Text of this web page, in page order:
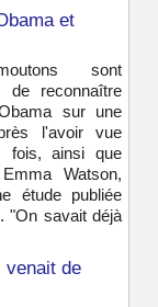
et
sont
de reconnaître
sur une
l'avoir vue
fois, ainsi que
Watson,
étude publiée
"On savait déjà
venait de